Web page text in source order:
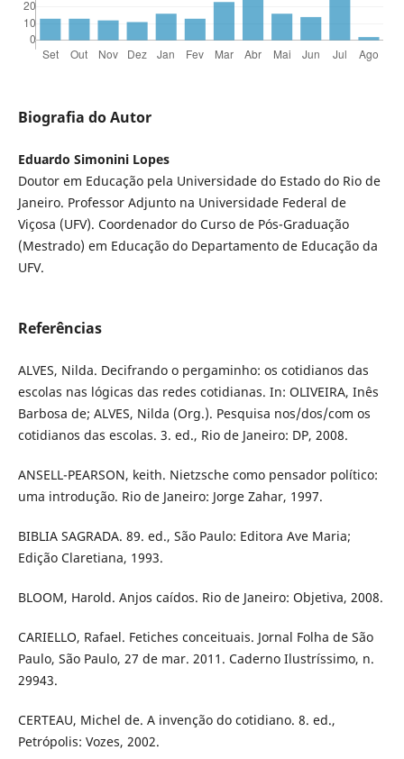
Biografia do Autor
Eduardo Simonini Lopes
Doutor em Educação pela Universidade do Estado do Rio de
Janeiro. Professor Adjunto na Universidade Federal de
Viçosa (UFV). Coordenador do Curso de Pós-Graduação
(Mestrado) em Educação do Departamento de Educação da
UFV.
Referências
ALVES, Nilda. Decifrando o pergaminho: os cotidianos das
escolas nas lógicas das redes cotidianas. In: OLIVEIRA, Inês
Barbosa de; ALVES, Nilda (Org.). Pesquisa nos/dos/com os
cotidianos das escolas. 3. ed., Rio de Janeiro: DP, 2008.
ANSELL-PEARSON, keith. Nietzsche como pensador político:
uma introdução. Rio de Janeiro: Jorge Zahar, 1997.
BIBLIA SAGRADA. 89. ed., São Paulo: Editora Ave Maria;
Edição Claretiana, 1993.
BLOOM, Harold. Anjos caídos. Rio de Janeiro: Objetiva, 2008.
CARIELLO, Rafael. Fetiches conceituais. Jornal Folha de São
Paulo, São Paulo, 27 de mar. 2011. Caderno Ilustríssimo, n.
29943.
CERTEAU, Michel de. A invenção do cotidiano. 8. ed.,
Petrópolis: Vozes, 2002.